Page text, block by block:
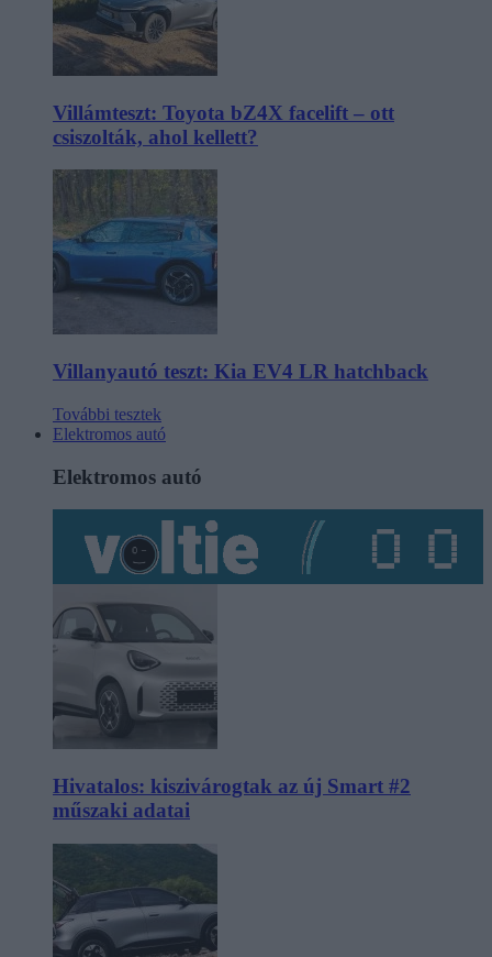
Villámteszt: Toyota bZ4X facelift – ott
csiszolták, ahol kellett?
Villanyautó teszt: Kia EV4 LR hatchback
További tesztek
Elektromos autó
Elektromos autó
Hivatalos: kiszivárogtak az új Smart #2
műszaki adatai